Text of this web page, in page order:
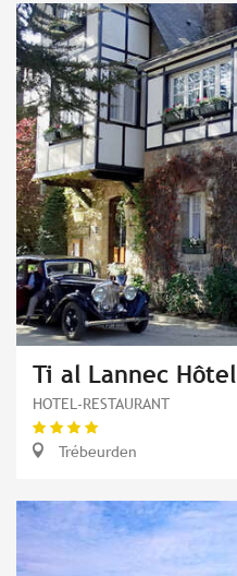
Ti al Lannec
HOTEL-RESTAURANT
Trébeurden